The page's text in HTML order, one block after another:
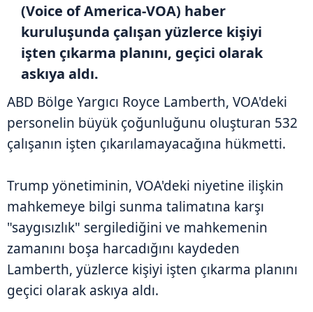
(Voice of America-VOA) haber
kuruluşunda çalışan yüzlerce kişiyi
işten çıkarma planını, geçici olarak
askıya aldı.
ABD Bölge Yargıcı Royce Lamberth, VOA'deki
personelin büyük çoğunluğunu oluşturan 532
çalışanın işten çıkarılamayacağına hükmetti.
Trump yönetiminin, VOA'deki niyetine ilişkin
mahkemeye bilgi sunma talimatına karşı
"saygısızlık" sergilediğini ve mahkemenin
zamanını boşa harcadığını kaydeden
Lamberth, yüzlerce kişiyi işten çıkarma planını
geçici olarak askıya aldı.